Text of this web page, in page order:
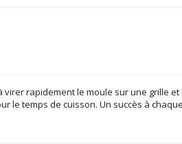
rapidement le moule sur une grille
le temps de cuisson. Un succès à